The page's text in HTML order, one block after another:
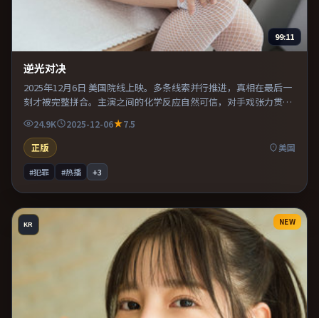
99:11
逆光对决
2025年12月6日 美国院线上映。多条线索并行推进，真相在最后一
刻才被完整拼合。主演之间的化学反应自然可信，对手戏张力贯穿
全片。既有类型片爽感，也保留作者表达，口碑潜力不俗。
24.9K 2025-12-06
7.5
正版
美国
#犯罪 #热播 +3
KR NEW